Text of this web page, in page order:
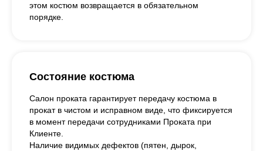
этом костюм возвращается в обязательном
порядке.
Состояние костюма
Салон проката гарантирует передачу костюма в
прокат в чистом и исправном виде, что фиксируется
в момент передачи сотрудниками Проката при
Клиенте.
Наличие видимых дефектов (пятен, дырок,